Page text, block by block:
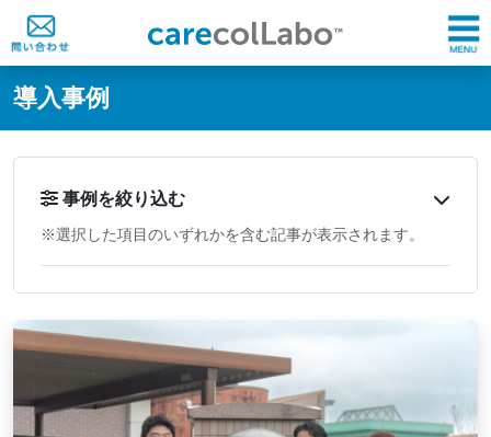
@ -0,0 +1,60 @@
導入事例
事例を絞り込む
※選択した項目のいずれかを含む記事が表示されます。